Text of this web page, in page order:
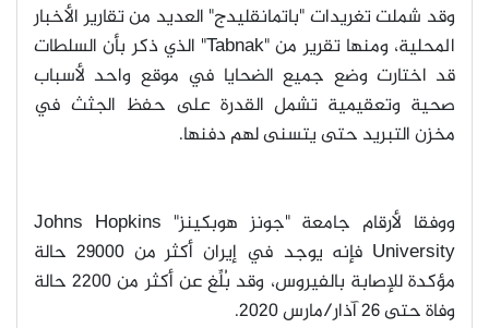
وقد شملت تغريدات "باتمانقلیدج" العديد من تقارير الأخبار
المحلية، ومنها تقرير من"Tabnak"
الذي ذكر بأن السلطات
قد اختارت وضع جميع الضحايا في موقع واحد لأسباب
صحية وتعقيمية تشمل القدرة على حفظ الجثث في
مخزن التبريد حتى يتسنى لهم دفنها.
ووفقا لأرقام جامعة "جونز هوبكينز " Johns Hopkins
University
فإنه يوجد في إيران أكثر من 29000 حالة
مؤكدة للإصابة بالفيروس، وقد بُلِّغ عن أكثر من 2200 حالة
وفاة حتى 26 آذار/مارس 2020.